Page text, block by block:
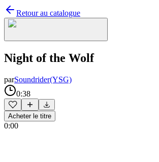
Retour au catalogue
Night of the Wolf
parSoundrider(YSG)
0:38
Acheter le titre
0:00